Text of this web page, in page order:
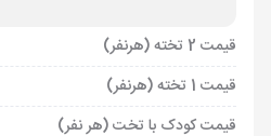
قیمت 2 تخته (هرنفر)
قیمت 1 تخته (هرنفر)
قیمت کودک با تخت (هر نفر)